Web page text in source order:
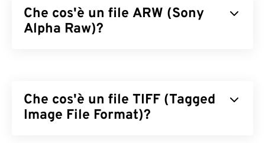
Che cos'è un file ARW (Sony
Alpha Raw)?
Sony. ARW è un file immagine non compresso e
non elaborato, che contiene tutte le informazioni
Che cos'è un file TIFF (Tagged
Image File Format)?